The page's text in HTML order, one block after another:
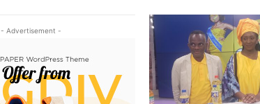
- Advertisement -